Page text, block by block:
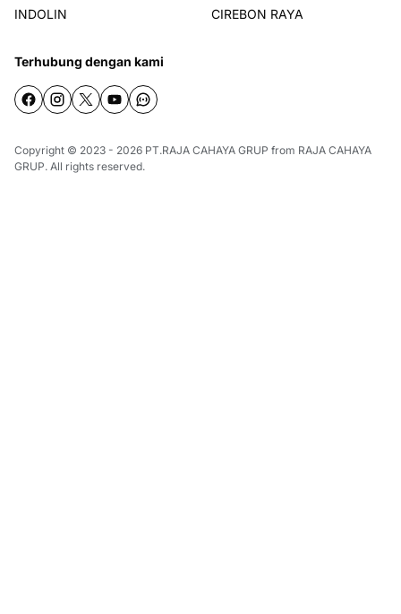
INDOLIN CIREBON RAYA
Terhubung dengan kami
Copyright © 2023 - 2026 PT.RAJA CAHAYA GRUP from RAJA CAHAYA
GRUP. All rights reserved.